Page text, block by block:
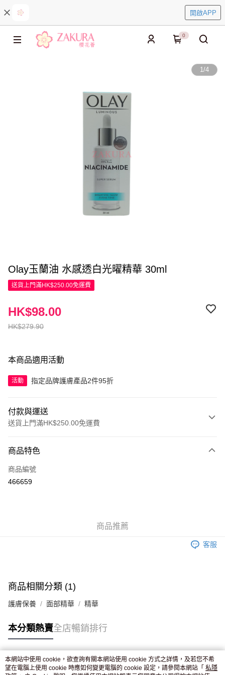
開啟APP
0
1/4
Olay玉蘭油 水感透白光曜精華 30ml
送貨上門滿HK$250.00免運費
HK$279.90
HK$98.00
本商品適用活動
活動 指定品牌護膚產品2件95折
付款與運送
送貨上門滿HK$250.00免運費
信用卡
Apple Pay
商品特色
商品編號
466659
商品推薦
客服
商品相關分類 (1)
護膚保養 面部精華 精華
本分類熱賣全店暢銷排行
熱門標籤
本網站中使用 cookie，欲查詢有關本網站使用 cookie 方式之詳情，及若您不希
望在電腦上使用 cookie 時應如何變更電腦的 cookie 設定，請參閱本網站「 私隱